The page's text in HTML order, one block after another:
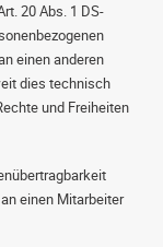
20 Abs. 1 DS-
einen anderen
dies technisch
und Freiheiten
einen Mitarbeiter